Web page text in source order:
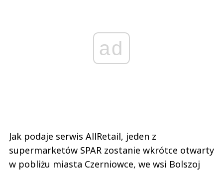
ad
Jak podaje serwis AllRetail, jeden z
supermarketów SPAR zostanie wkrótce otwarty
w pobliżu miasta Czerniowce, we wsi Bolszoj